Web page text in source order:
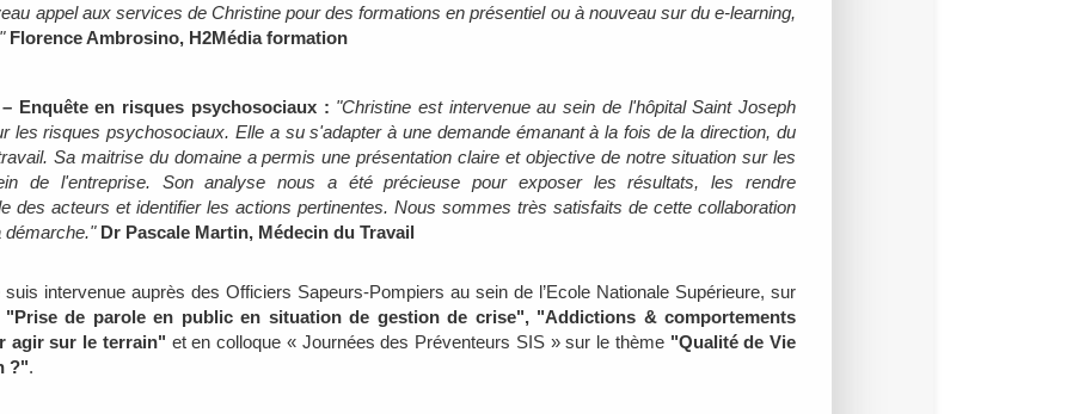
appel aux services de Christine pour des formations en présentiel ou à nouveau sur du e-learning,
Florence Ambrosino, H2Média formation
Enquête en risques psychosociaux : "Christine est intervenue au sein de l'hôpital Saint Joseph
les risques psychosociaux. Elle a su s'adapter à une demande émanant à la fois de la direction, du
Sa maitrise du domaine a permis une présentation claire et objective de notre situation sur les
de l'entreprise. Son analyse nous a été précieuse pour exposer les résultats, les rendre
des acteurs et identifier les actions pertinentes. Nous sommes très satisfaits de cette collaboration
démarche." Dr Pascale Martin, Médecin du Travail
intervenue auprès des Officiers Sapeurs-Pompiers au sein de l’Ecole Nationale Supérieure, sur
"Prise de parole en public en situation de gestion de crise", "Addictions & comportements
agir sur le terrain" et en colloque « Journées des Préventeurs SIS » sur le thème "Qualité de Vie
?".